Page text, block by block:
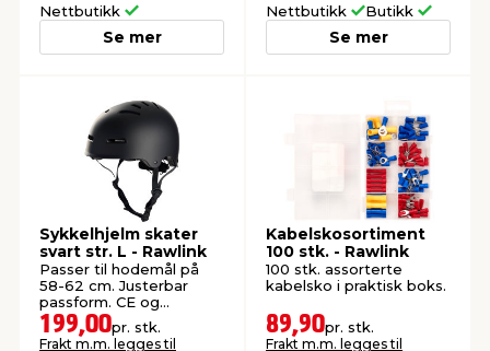
Nettbutikk
Se mer
Nettbutikk Butikk
Se mer
Sykkelhjelm skater
svart str. L - Rawlink
Passer til hodemål på
58-62 cm. Justerbar
passform. CE og
EN1078-godkjent.
199,00pr. stk.
Frakt m.m. legges til
Kabelskosortiment
100 stk. - Rawlink
100 stk. assorterte
kabelsko i praktisk boks.
89,90pr. stk.
Frakt m.m. legges til